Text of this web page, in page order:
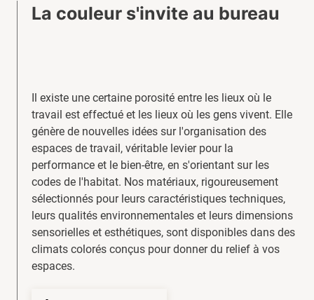
La couleur s'invite au bureau
Il existe une certaine porosité entre les lieux où le
travail est effectué et les lieux où les gens vivent. Elle
génère de nouvelles idées sur l'organisation des
espaces de travail, véritable levier pour la
performance et le bien-être, en s'orientant sur les
codes de l'habitat. Nos matériaux, rigoureusement
sélectionnés pour leurs caractéristiques techniques,
leurs qualités environnementales et leurs dimensions
sensorielles et esthétiques, sont disponibles dans des
climats colorés conçus pour donner du relief à vos
espaces.